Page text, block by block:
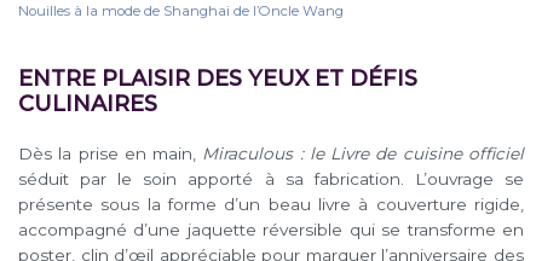
Nouilles à la mode de Shanghai de l’Oncle Wang
ENTRE PLAISIR DES YEUX ET DÉFIS
CULINAIRES
Dès la prise en main, Miraculous : le Livre de cuisine officiel
séduit par le soin apporté à sa fabrication. L’ouvrage se
présente sous la forme d’un beau livre à couverture rigide,
accompagné d’une jaquette réversible qui se transforme en
poster, clin d’œil appréciable pour marquer l’anniversaire des